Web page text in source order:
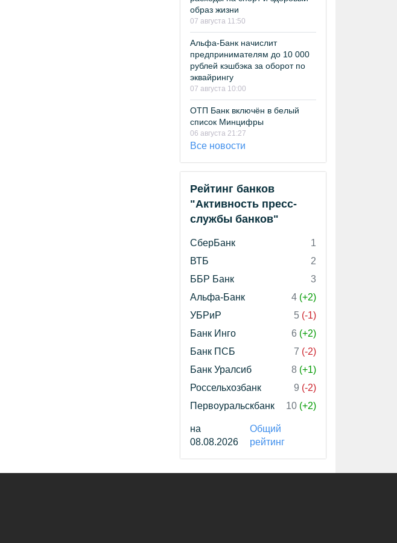
образ жизни
07 августа 11:50
Альфа-Банк начислит
предпринимателям до 10 000
рублей кэшбэка за оборот по
эквайрингу
07 августа 10:00
ОТП Банк включён в белый
список Минцифры
06 августа 21:27
Все новости
Рейтинг банков
"Активность пресс-
службы банков"
СберБанк
1
ВТБ
2
ББР Банк
3
Альфа-Банк
4 (+2)
УБРиР
5 (-1)
Банк Инго
6 (+2)
Банк ПСБ
7 (-2)
Банк Уралсиб
8 (+1)
Россельхозбанк
9 (-2)
Первоуральскбанк
10 (+2)
на
08.08.2026
Общий
рейтинг